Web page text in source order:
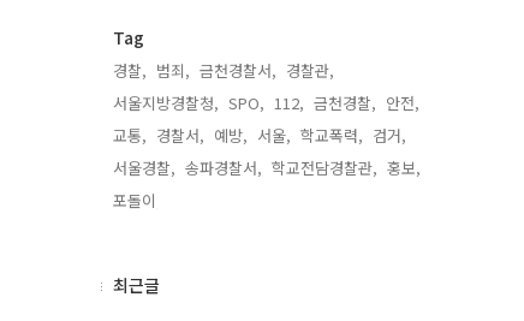
Tag
경찰, 범죄, 금천경찰서, 경찰관,
서울지방경찰청, SPO, 112, 금천경찰, 안전,
교통, 경찰서, 예방, 서울, 학교폭력, 검거,
서울경찰, 송파경찰서, 학교전담경찰관, 홍보,
포돌이,
최
최근글